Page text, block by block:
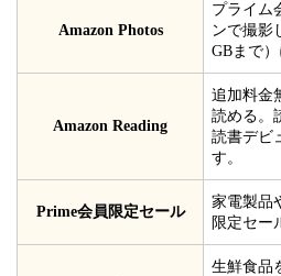
Amazon Photos
プライム
ンで撮影
GBまで
Amazon Reading
追加料金
読める。
読書デビ
す。
Prime会員限定セール
家電製品
限定セー
生鮮食品